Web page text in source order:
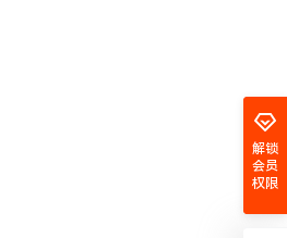
解锁
会员
权限